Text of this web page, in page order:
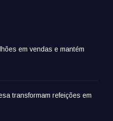
em vendas e mantém
transformam refeições em